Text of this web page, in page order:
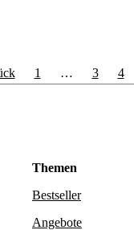
1 … 3 4
Themen
Bestseller
Angebote